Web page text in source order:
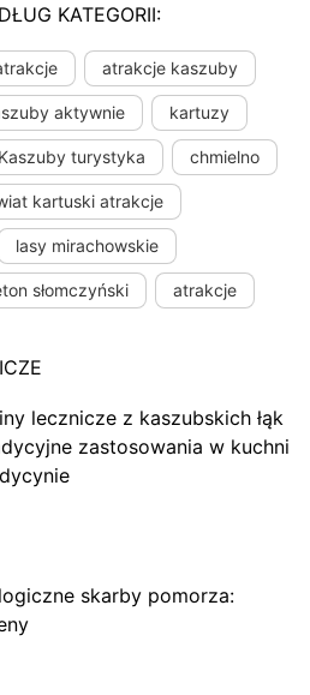
KATEGORII:
atrakcje kaszuby
aktywnie kartuzy
Kaszuby turystyka chmielno
kartuski atrakcje
lasy mirachowskie
słomczyński atrakcje
lecznicze z kaszubskich łąk
zastosowania w kuchni
skarby pomorza: